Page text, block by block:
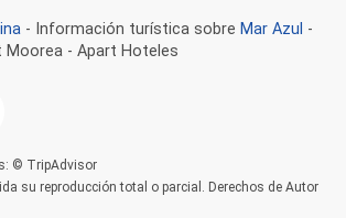
- Información turística sobre Mar Azul -
Moorea - Apart Hoteles
© TripAdvisor
su reproducción total o parcial. Derechos de Autor